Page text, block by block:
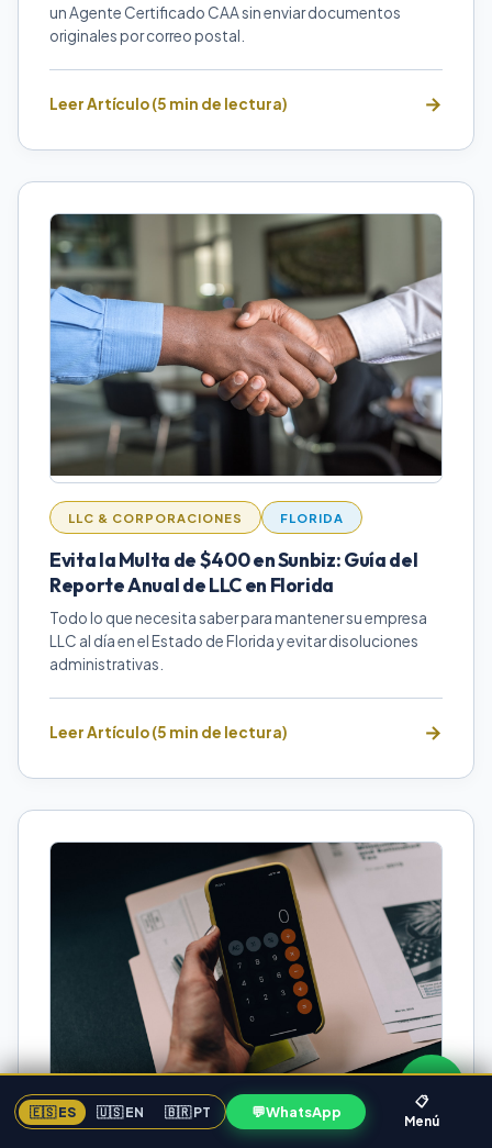
un Agente Certificado CAA sin enviar documentos
originales por correo postal.
Leer Artículo (5 min de lectura)
LLC & CORPORACIONES FLORIDA
Evita la Multa de $400 en Sunbiz: Guía del
Reporte Anual de LLC en Florida
Todo lo que necesita saber para mantener su empresa
LLC al día en el Estado de Florida y evitar disoluciones
administrativas.
Leer Artículo (5 min de lectura)
🇪🇸 ES 🇺🇸 EN 🇧🇷 PT 💬WhatsApp
📋
Menú